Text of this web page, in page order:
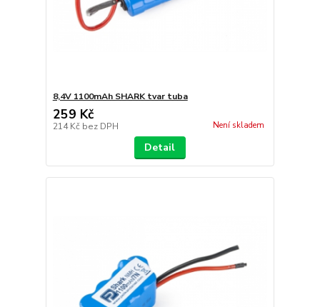
8,4V 1100mAh SHARK tvar tuba
259 Kč
214 Kč bez DPH Není skladem
Detail